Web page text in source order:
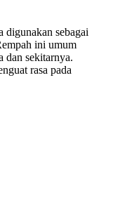
digunakan sebagai
ini umum
dan sekitarnya.
rasa pada